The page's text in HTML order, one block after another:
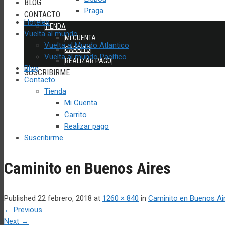
BLOG
CONTACTO
TIENDA
MI CUENTA
CARRITO
REALIZAR PAGO
SUSCRIBIRME
Praga
Hoteles
Vuelta al mundo
Vuelta al Mundo Atlantico
Vuelta al mundo Pacífico
Blog
Contacto
Tienda
Mi Cuenta
Carrito
Realizar pago
Suscribirme
Caminito en Buenos Aires
Published 22 febrero, 2018 at 1260 × 840 in Caminito en Buenos
← Previous
Next →